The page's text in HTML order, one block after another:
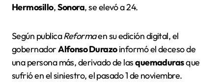
Hermosillo,Sonora, se elevó a 24.
Según publicaReformaen su edición digital, el
gobernadorAlfonso Durazoinformó el deceso de
una persona más, derivado de lasquemadurasque
sufrió en el siniestro, el pasado 1 de noviembre.